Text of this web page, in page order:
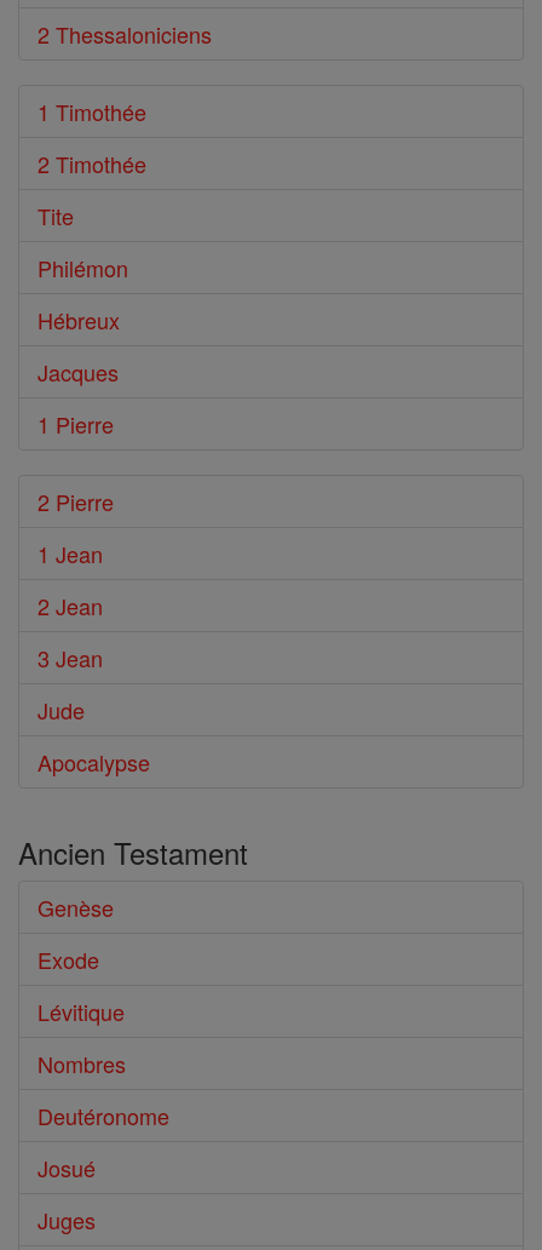
2 Thessaloniciens
1 Timothée
2 Timothée
Tite
Philémon
Hébreux
Jacques
1 Pierre
2 Pierre
1 Jean
2 Jean
3 Jean
Jude
Apocalypse
Ancien Testament
Genèse
Exode
Lévitique
Nombres
Deutéronome
Josué
Juges